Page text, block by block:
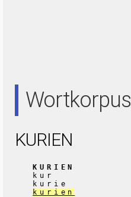
Wortkorpus
KURIEN
KURIEN
kur
kurie
kurien